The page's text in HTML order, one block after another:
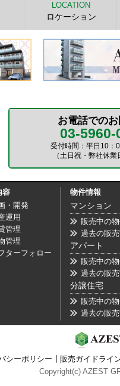
LOCATION
ロケーション
お電話での
03-5960-
受付時間：平日10：
（土日祝・弊社休業
容
・開発
運用
管理
管理
ターフォロー
物件情報
マンション
販売中の
過去の販
アパート
販売中の
過去の販
分譲住宅
販売中の
過去の販
シーポリシー 販売ガイドライ
Copyright(c) AZEST